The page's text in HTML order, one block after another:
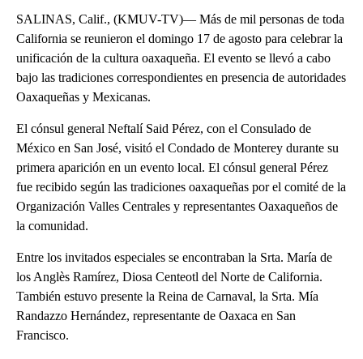
SALINAS, Calif., (KMUV-TV)— Más de mil personas de toda
California se reunieron el domingo 17 de agosto para celebrar la
unificación de la cultura oaxaqueña. El evento se llevó a cabo
bajo las tradiciones correspondientes en presencia de autoridades
Oaxaqueñas y Mexicanas.
El cónsul general Neftalí Said Pérez, con el Consulado de
México en San José, visitó el Condado de Monterey durante su
primera aparición en un evento local. El cónsul general Pérez
fue recibido según las tradiciones oaxaqueñas por el comité de la
Organización Valles Centrales y representantes Oaxaqueños de
la comunidad.
Entre los invitados especiales se encontraban la Srta. María de
los Anglès Ramírez, Diosa Centeotl del Norte de California.
También estuvo presente la Reina de Carnaval, la Srta. Mía
Randazzo Hernández, representante de Oaxaca en San
Francisco.